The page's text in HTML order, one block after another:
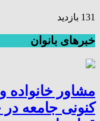
131 بازدید
خبرهای بانوان
مشاور
کنونی جامعه